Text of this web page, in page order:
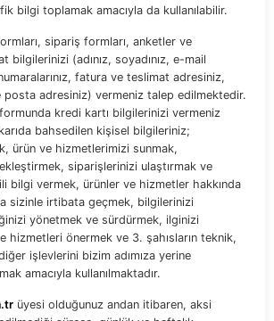
bilgi toplamak amacıyla da kullanılabilir.
sipariş formları, anketler ve
bilgilerinizi (adınız, soyadınız, e-mail
fatura ve teslimat adresiniz,
adresiniz) vermeniz talep edilmektedir.
formunda kredi kartı bilgilerinizi vermeniz
bahsedilen kişisel bilgileriniz;
ürün ve hizmetlerimizi sunmak,
siparişlerinizi ulaştırmak ve
bilgi vermek, ürünler ve hizmetler hakkında
sizinle irtibata geçmek, bilgilerinizi
yönetmek ve sürdürmek, ilginizi
hizmetleri önermek ve 3. şahısların teknik,
işlevlerini bizim adımıza yerine
amacıyla kullanılmaktadır.
üyesi olduğunuz andan itibaren, aksi